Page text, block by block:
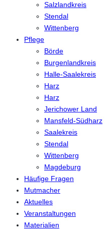
Salzlandkreis
Stendal
Wittenberg
Pflege
Börde
Burgenlandkreis
Halle-Saalekreis
Harz
Harz
Jerichower Land
Mansfeld-Südharz
Saalekreis
Stendal
Wittenberg
Magdeburg
Häufige Fragen
Mutmacher
Aktuelles
Veranstaltungen
Materialien